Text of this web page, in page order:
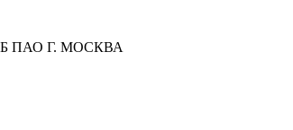
ПАО Г. МОСКВА